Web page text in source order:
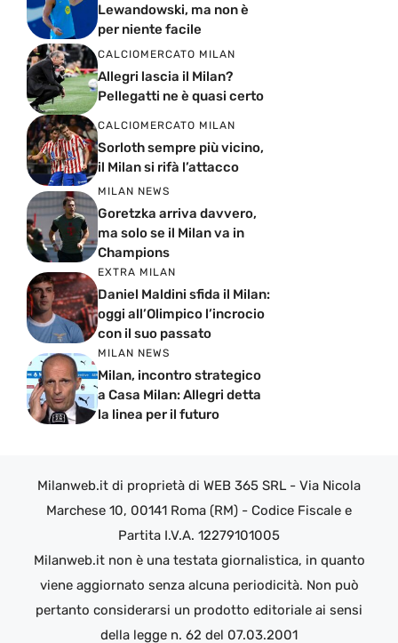
Lewandowski, ma non è
per niente facile
CALCIOMERCATO MILAN
Allegri lascia il Milan?
Pellegatti ne è quasi certo
CALCIOMERCATO MILAN
Sorloth sempre più vicino,
il Milan si rifà l’attacco
MILAN NEWS
Goretzka arriva davvero,
ma solo se il Milan va in
Champions
EXTRA MILAN
Daniel Maldini sfida il Milan:
oggi all’Olimpico l’incrocio
con il suo passato
MILAN NEWS
Milan, incontro strategico
a Casa Milan: Allegri detta
la linea per il futuro
Milanweb.it di proprietà di WEB 365 SRL - Via Nicola
Marchese 10, 00141 Roma (RM) - Codice Fiscale e
Partita I.V.A. 12279101005
Milanweb.it non è una testata giornalistica, in quanto
viene aggiornato senza alcuna periodicità. Non può
pertanto considerarsi un prodotto editoriale ai sensi
della legge n. 62 del 07.03.2001